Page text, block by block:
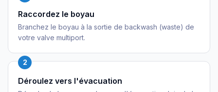
Raccordez le boyau
Branchez le boyau à la sortie de backwash (waste) de
votre valve multiport.
2
Déroulez vers l'évacuation